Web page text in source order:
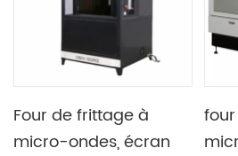
Four de frittage à
micro-ondes, écran